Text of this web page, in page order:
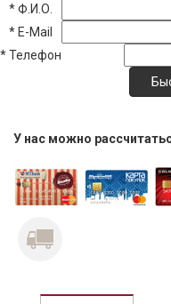
*Ф.И.О.
* E-Mail
*Телефон
У нас можно